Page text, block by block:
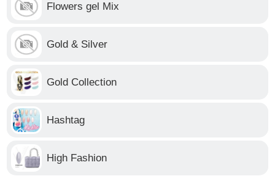
Flowers gel Mix
Gold & Silver
Gold Collection
Hashtag
High Fashion